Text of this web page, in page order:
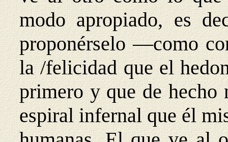
modo apropiado, es
proponérselo —como
la /felicidad que el
primero y que de
espiral infernal que él